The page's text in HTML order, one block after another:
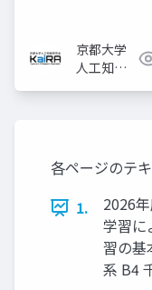
京都大学
人工知能
各ページのテ
1.
2026
学習に
習の基
系 B4